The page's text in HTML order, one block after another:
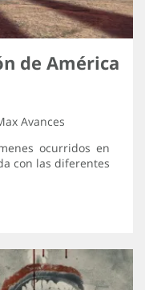
de América
Avances
ocurridos en
con las diferentes